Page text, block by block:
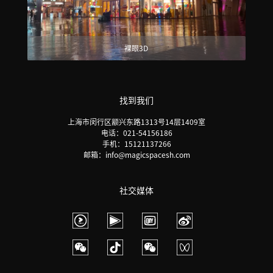
裸眼3D
找到我们
上海市闵行区颛兴东路1313号14层1409室
电话：021-54156186
手机：15121137266
邮箱：info@magicspacesh.com
社交媒体